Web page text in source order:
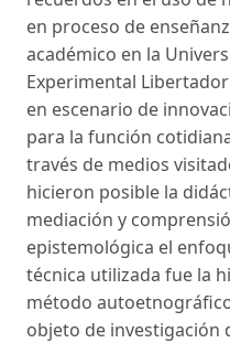
en proceso de
académico en la
Experimental Libertador
en escenario de
para la función
través de medios
hicieron posible la
mediación y
epistemológica el
técnica utilizada fue la
método
objeto de investigación